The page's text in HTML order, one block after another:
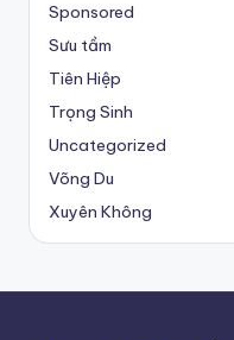
Sponsored
Sưu tầm
Tiên Hiệp
Trọng Sinh
Uncategorized
Võng Du
Xuyên Không